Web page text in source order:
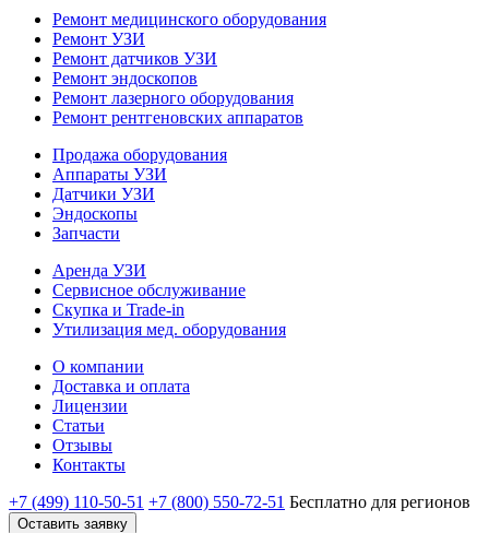
Ремонт медицинского оборудования
Ремонт УЗИ
Ремонт датчиков УЗИ
Ремонт эндоскопов
Ремонт лазерного оборудования
Ремонт рентгеновских аппаратов
Продажа оборудования
Аппараты УЗИ
Датчики УЗИ
Эндоскопы
Запчасти
Аренда УЗИ
Сервисное обслуживание
Скупка и Trade-in
Утилизация мед. оборудования
О компании
Доставка и оплата
Лицензии
Статьи
Отзывы
Контакты
+7 (499) 110-50-51 +7 (800) 550-72-51 Бесплатно для регионов
Оставить заявку